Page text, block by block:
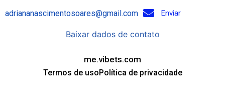
adriananascimentosoares@gmail.com Enviar
Baixar dados de contato
me.vibets.com
Termos de usoPolítica de privacidade